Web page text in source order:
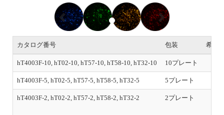
P
r
e
v
o
u
s
N
e
x
t
カタログ番号 包装 希望
hT4003F-10, hT02-10, hT57-10, hT58-10, hT32-10 10プレート
hT4003F-5, hT02-5, hT57-5, hT58-5, hT32-5 5プレート
hT4003F-2, hT02-2, hT57-2, hT58-2, hT32-2
2プレート